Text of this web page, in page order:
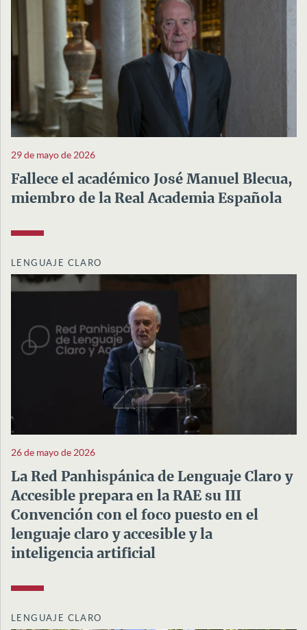
29 de mayo de 2026
Fallece el académico José Manuel Blecua,
miembro de la Real Academia Española
LENGUAJE CLARO
26 de mayo de 2026
La Red Panhispánica de Lenguaje Claro y
Accesible prepara en la RAE su III
Convención con el foco puesto en el
lenguaje claro y accesible y la
inteligencia artificial
LENGUAJE CLARO